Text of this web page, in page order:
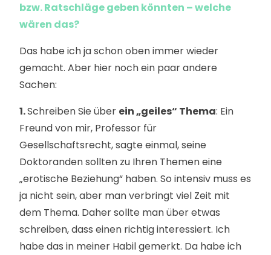
bzw. Ratschläge geben könnten – welche
wären das?
Das habe ich ja schon oben immer wieder
gemacht. Aber hier noch ein paar andere
Sachen:
1.Schreiben Sie über ein „geiles“ Thema: Ein
Freund von mir, Professor für
Gesellschaftsrecht, sagte einmal, seine
Doktoranden sollten zu Ihren Themen eine
„erotische Beziehung“ haben. So intensiv muss es
ja nicht sein, aber man verbringt viel Zeit mit
dem Thema. Daher sollte man über etwas
schreiben, dass einen richtig interessiert. Ich
habe das in meiner Habil gemerkt. Da habe ich